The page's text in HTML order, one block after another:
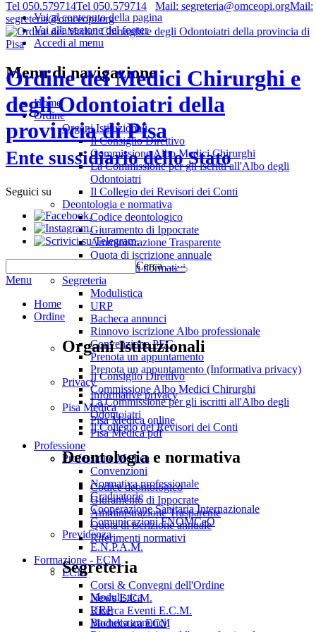
Vai al contenuto della pagina
Vai alla sezione del footer
Accedi al menu
Tel 050.579714Tel 050.579714 Mail: segreteria@omceopi.orgMail:
segreteria@omceopi.org
Ordine dei Medici Chirurghi e
degli Odontoiatri della
provincia di Pisa
Ente sussidiario dello Stato
Seguici su
.
.
.
Cerca …
Menu
Home
Ordine
Organi Istituzionali
Il Consiglio Direttivo
Commissione Albo Medici Chirurghi
La Commissione per gli iscritti all'Albo degli
Odontoiatri
Il Collegio dei Revisori dei Conti
Deontologia e normativa
Codice deontologico
Giuramento di Ippocrate
Amministrazione Trasparente
Quota di iscrizione annuale
Riferimenti normativi
Segreteria
Modulistica
URP
Bacheca annunci
Menu di navigazione
Home
Ordine
Organi Istituzionali
Il Consiglio Direttivo
Commissione Albo Medici Chirurghi
La Commissione per gli iscritti all'Albo degli
Odontoiatri
Il Collegio dei Revisori dei Conti
Deontologia e normativa
Codice deontologico
Giuramento di Ippocrate
Amministrazione Trasparente
Quota di iscrizione annuale
Riferimenti normativi
Segreteria
Modulistica
URP
Bacheca annunci
Rinnovo iscrizione Albo professionale
Convenzione PEC
Prenota un appuntamento
Prenota un appuntamento (Informativa privacy)
Privacy
Informative privacy
Pisa Medica
Pisa Medica online
Pisa Medica pdf
Professione
Professione Medica
Convenzioni
Normativa professionale
Graduatorie
Cooperazione Sanitaria Internazionale
Comunicazioni FNOMCeO
Previdenza
E.N.P.A.M.
Formazione - ECM
ECM
Corsi & Convegni dell'Ordine
News E.C.M.
Ricerca Eventi E.C.M.
Modulistica ECM